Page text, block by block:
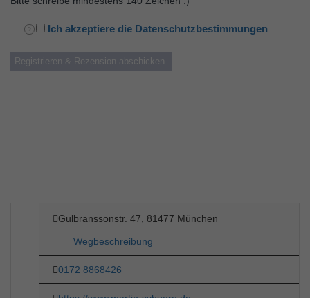
Ich akzeptiere die Datenschutzbestimmungen
Gulbranssonstr. 47, 81477 München
Wegbeschreibung
0172 8868426